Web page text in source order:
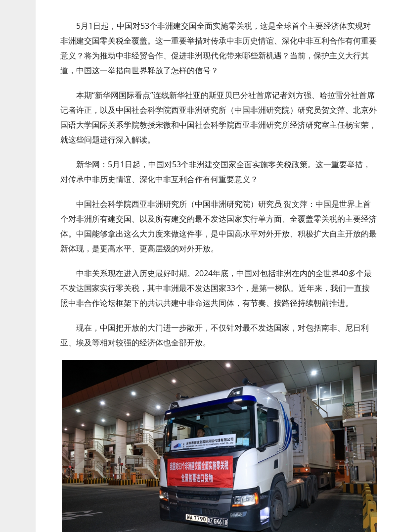
5月1日起，中国对53个非洲建交国全面实施零关税，这是全球首个主要经济体实现对
非洲建交国零关税全覆盖。这一重要举措对传承中非历史情谊、深化中非互利合作有何重要
意义？将为推动中非经贸合作、促进非洲现代化带来哪些新机遇？当前，保护主义大行其
道，中国这一举措向世界释放了怎样的信号？
本期“新华网国际看点”连线新华社亚的斯亚贝巴分社首席记者刘方强、哈拉雷分社首席
记者许正，以及中国社会科学院西亚非洲研究所（中国非洲研究院）研究员贺文萍、北京外
国语大学国际关系学院教授宋微和中国社会科学院西亚非洲研究所经济研究室主任杨宝荣，
就这些问题进行深入解读。
新华网：5月1日起，中国对53个非洲建交国家全面实施零关税政策。这一重要举措，
对传承中非历史情谊、深化中非互利合作有何重要意义？
中国社会科学院西亚非洲研究所（中国非洲研究院）研究员 贺文萍：中国是世界上首
个对非洲所有建交国、以及所有建交的最不发达国家实行单方面、全覆盖零关税的主要经济
体。中国能够拿出这么大力度来做这件事，是中国高水平对外开放、积极扩大自主开放的最
新体现，是更高水平、更高层级的对外开放。
中非关系现在进入历史最好时期。2024年底，中国对包括非洲在内的全世界40多个最
不发达国家实行零关税，其中非洲最不发达国家33个，是第一梯队。近年来，我们一直按
照中非合作论坛框架下的共识共建中非命运共同体，有节奏、按路径持续朝前推进。
现在，中国把开放的大门进一步敞开，不仅针对最不发达国家，对包括南非、尼日利
亚、埃及等相对较强的经济体也全部开放。